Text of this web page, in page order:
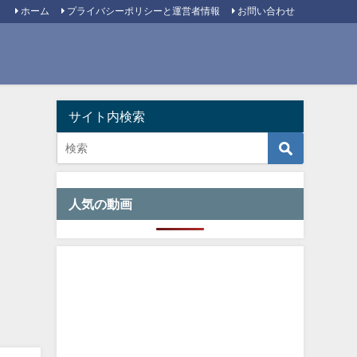
ホーム プライバシーポリシーと運営者情報 お問い合わせ
サイト内検索
人気の動画